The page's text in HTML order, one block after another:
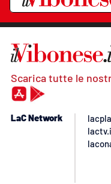
Scarica tutte le
LaC Network